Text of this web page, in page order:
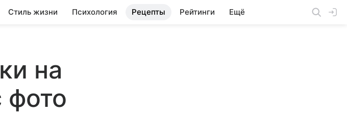
Стиль жизни Психология Рецепты Рейтинги Ещё
на
фото